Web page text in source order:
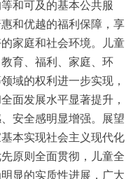
和可及的基本公共服
和优越的福利保障，享
家庭和社会环境。儿童
育、福利、家庭、环
域的权利进一步实现，
面发展水平显著提升，
安全感明显增强。展望
本实现社会主义现代化
原则全面贯彻，儿童全
显的实质性进展，广大